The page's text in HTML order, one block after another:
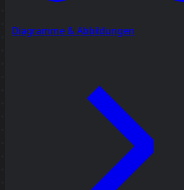
Diagramme & Abbildungen